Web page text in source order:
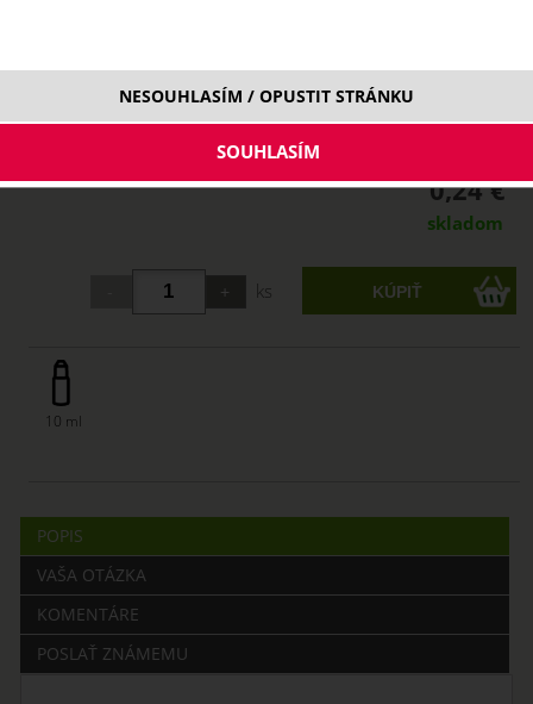
0,24 €
skladom
ks
10 ml
POPIS
VAŠA OTÁZKA
KOMENTÁRE
POSLAŤ ZNÁMEMU
NESOUHLASÍM / OPUSTIT STRÁNKU